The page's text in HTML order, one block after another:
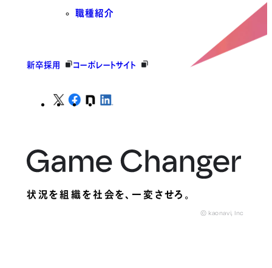
職種紹介
新卒採用 コーポレートサイト
状況を組織を社会を、一変させろ。
© kaonavi, Inc